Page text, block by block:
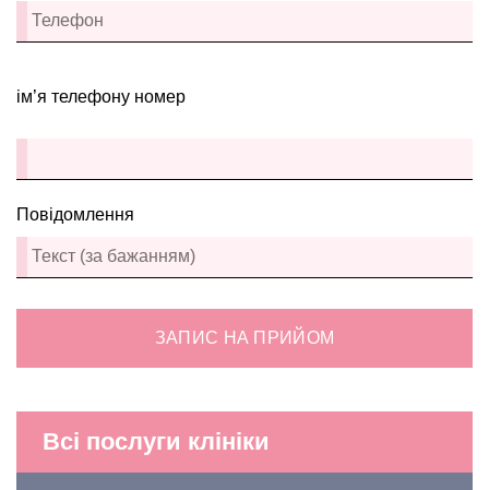
Всі послуги клініки
ім’я телефону номер
Повідомлення
ЗАПИС НА ПРИЙОМ